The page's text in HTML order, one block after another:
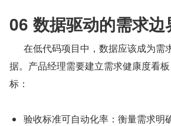
06 数据驱动的需求边
据。产品经理需要建立需求健康度看
标：
验收标准可自动化率：衡量需求明